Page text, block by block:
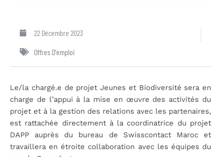
22 Décembre 2023
Offres D'emploi
Le/la chargé.e de projet Jeunes et Biodiversité sera en
charge de l’appui à la mise en œuvre des activités du
projet et à la gestion des relations avec les partenaires,
est rattachée directement à la coordinatrice du projet
DAPP auprès du bureau de Swisscontact Maroc et
travaillera en étroite collaboration avec les équipes du